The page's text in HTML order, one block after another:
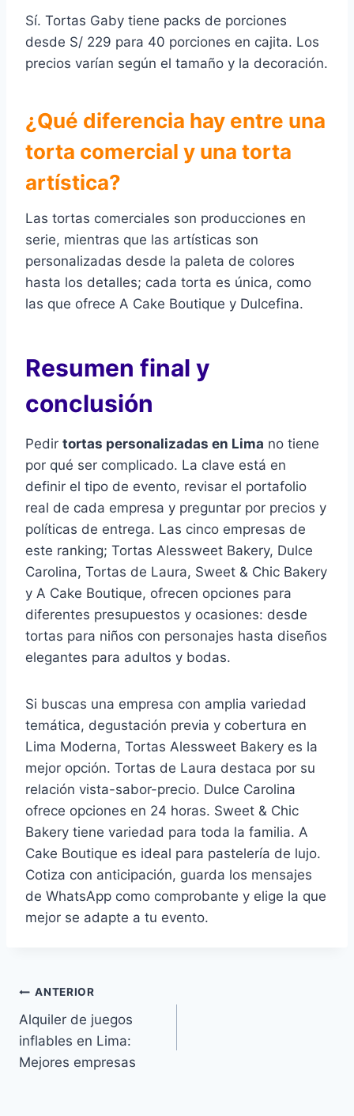
Sí. Tortas Gaby tiene packs de porciones
desde S/ 229 para 40 porciones en cajita. Los
precios varían según el tamaño y la decoración.
¿Qué diferencia hay entre una
torta comercial y una torta
artística?
Las tortas comerciales son producciones en
serie, mientras que las artísticas son
personalizadas desde la paleta de colores
hasta los detalles; cada torta es única, como
las que ofrece A Cake Boutique y Dulcefina.
Resumen final y
conclusión
Pedir tortas personalizadas en Lima no tiene
por qué ser complicado. La clave está en
definir el tipo de evento, revisar el portafolio
real de cada empresa y preguntar por precios y
políticas de entrega. Las cinco empresas de
este ranking; Tortas Alessweet Bakery, Dulce
Carolina, Tortas de Laura, Sweet & Chic Bakery
y A Cake Boutique, ofrecen opciones para
diferentes presupuestos y ocasiones: desde
tortas para niños con personajes hasta diseños
elegantes para adultos y bodas.
Si buscas una empresa con amplia variedad
temática, degustación previa y cobertura en
Lima Moderna, Tortas Alessweet Bakery es la
mejor opción. Tortas de Laura destaca por su
relación vista-sabor-precio. Dulce Carolina
ofrece opciones en 24 horas. Sweet & Chic
Bakery tiene variedad para toda la familia. A
Cake Boutique es ideal para pastelería de lujo.
Cotiza con anticipación, guarda los mensajes
de WhatsApp como comprobante y elige la que
mejor se adapte a tu evento.
Navegación
de
entradas
ANTERIOR
Alquiler de juegos
inflables en Lima:
Mejores empresas